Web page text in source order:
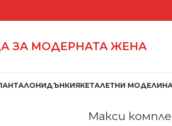
ЗА МОДЕРНАТА ЖЕНА
ДЪНКИЯКЕТАЛЕТНИ МОДЕЛИ
Макси